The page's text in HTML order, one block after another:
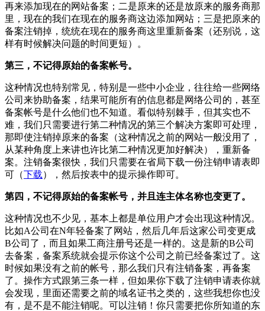
再来添加现在的网站备案；二是原来的还是放原来的服务商那
里，现在的我们在现在的服务商这边添加网站；三是把原来的
备案注销掉，统统在现在的服务商这里重新备案（还别说，这
样有时候解决问题的时间更短）。
第三，不记得原始的备案帐号。
这种情况也特别常见，特别是一些中小企业，往往给一些网络
公司来协助备案，结果可能所有的信息都是网络公司的，甚至
备案帐号是什么他们也不知道。看似特别棘手，但其实也不
难，我们只需要进行第二种情况的第三个解决方案即可处理，
那即使注销掉原来的备案（这种情况之前的网站一般没用了，
从某种角度上来讲也许比第二种情况更加好解决），重新备
案。注销备案很快，我们只需要在省局下载一份注销申请表即
可（下载），然后按表中的提示操作即可。
第四，不记得原始的备案帐号，并且连主体名称也变更了。
这种情况也不少见，基本上都是单位用户才会出现这种情况。
比如A公司在N年轻备案了网站，然后几年后这家公司变更成
B公司了，而且如果工商注册号还是一样的。这是新的B公司
去备案，备案系统就会提示你这个公司之前已经备案过了。这
时候如果没有之前的帐号，那么我们只有注销备案，再备案
了。操作方式跟第三条一样，但如果你下载了注销申请表你就
会发现，里面还需要之前的域名证书之类的，这些我想你也没
有，是不是不能注销呢。可以注销！你只需要把你所知道的东